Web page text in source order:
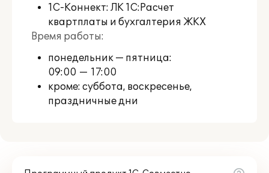
1С-Коннект: ЛК 1С:Расчет
квартплаты и бухгалтерия ЖКХ
Время работы:
понедельник — пятница:
09:00 — 17:00
кроме: суббота, воскресенье,
праздничные дни
обратиться на линию консультации
разработчика решения "1С-Совместно"
по вопросам ведения учета в
в "1С:КП Отраслевой ПРОФ"
количество консультаций не
ограничено;
Отраслевой, обслуживаются